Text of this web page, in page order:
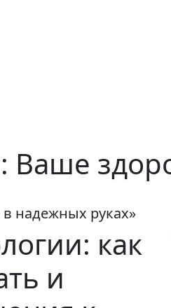
Ваше
надежных руках»
как
и